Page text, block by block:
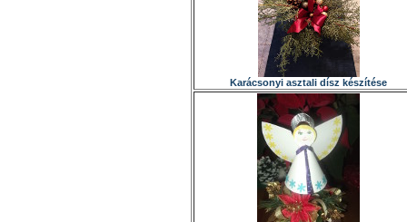
Karácsonyi asztali dísz készítése